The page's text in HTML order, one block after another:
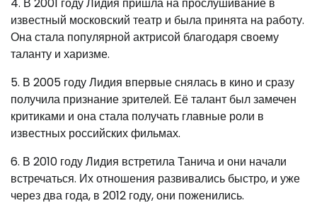
4. В 2001 году Лидия пришла на прослушивание в
известный московский театр и была принята на работу.
Она стала популярной актрисой благодаря своему
таланту и харизме.
5. В 2005 году Лидия впервые снялась в кино и сразу
получила признание зрителей. Её талант был замечен
критиками и она стала получать главные роли в
известных российских фильмах.
6. В 2010 году Лидия встретила Танича и они начали
встречаться. Их отношения развивались быстро, и уже
через два года, в 2012 году, они поженились.